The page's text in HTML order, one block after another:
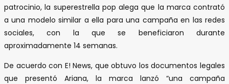
patrocinio, la superestrella pop alega que la marca contrató
a una modelo similar a ella para una campaña en las redes
sociales, con la que se beneficiaron durante
aproximadamente 14 semanas.
De acuerdo con E! News, que obtuvo los documentos legales
que presentó Ariana, la marca lanzó “una campaña